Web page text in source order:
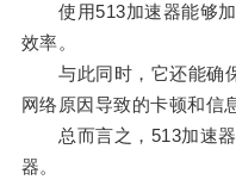
使用513加速器能够加
效率。
与此同时，它还能确保
网络原因导致的卡顿和信
总而言之，513加速器
器。